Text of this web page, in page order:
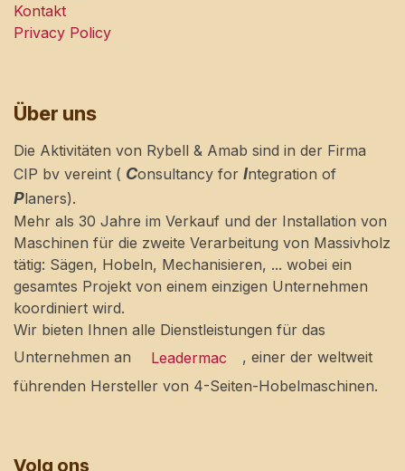
Kontakt
Privacy Policy
Über uns
Die Aktivitäten von Rybell & Amab sind in der Firma
CIP bv vereint ( Consultancy for Integration of
Planers).
Mehr als 30 Jahre im Verkauf und der Installation von
Maschinen für die zweite Verarbeitung von Massivholz
tätig: Sägen, Hobeln, Mechanisieren, ... wobei ein
gesamtes Projekt von einem einzigen Unternehmen
koordiniert wird.
Wir bieten Ihnen alle Dienstleistungen für das
Unternehmen an
Leadermac
, einer der weltweit
führenden Hersteller von 4-Seiten-Hobelmaschinen.
Volg ons